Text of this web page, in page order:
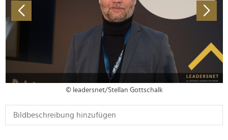
© leadersnet/Stellan Gottschalk